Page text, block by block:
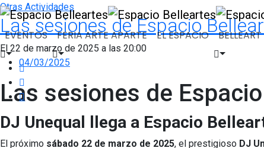
EVENTOS FERIA ARTE APARTE EL ESPACIO BELLEART
Otras Actividades
Las sesiones de Espacio
El 22 de marzo de 2025 a las 20:00
04/03/2025
Las sesiones de
DJ Unequal llega a Espacio
El próximo sábado 22 de marzo de 2025, el prestigioso DJ